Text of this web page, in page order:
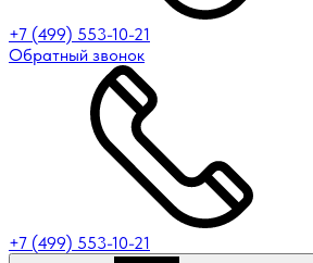
+7 (499) 553-10-21
Обратный звонок
+7 (499) 553-10-21